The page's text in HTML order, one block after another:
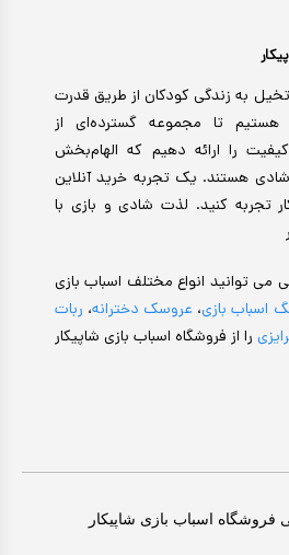
به زندگی کودکان از طریق قدرت
تا مجموعه گسترده‌ای از
را ارائه دهیم که الهام‌بخش
هستند. یک تجربه خرید آنلاین
تجربه کنید. لذت شادی و بازی با
توانید انواع مختلف اسباب بازی
اسباب بازی، عروسک دخترانه، ربات
را از فروشگاه اسباب بازی شاپیکار
فروشگاه اسباب بازی شاپیکار